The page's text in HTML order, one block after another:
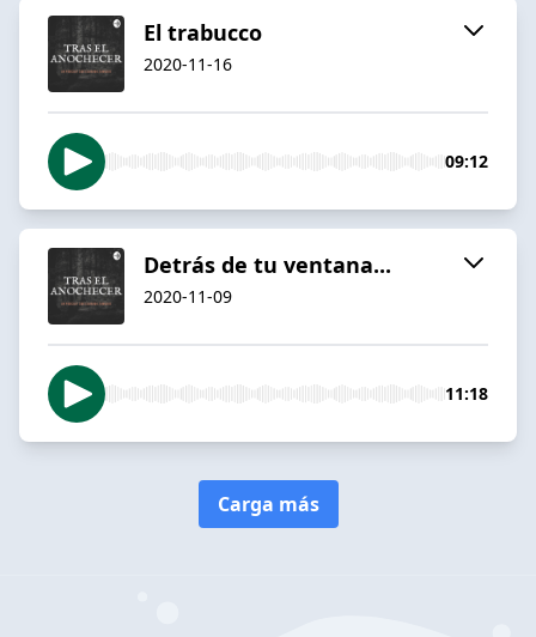
El trabucco
2020-11-16
09:12
Detrás de tu ventana...
2020-11-09
11:18
Carga más